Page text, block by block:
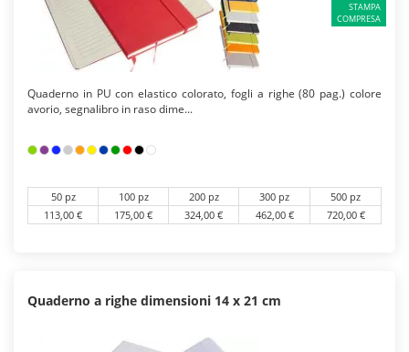
STAMPA
COMPRESA
Quaderno in PU con elastico colorato, fogli a righe (80 pag.) colore
avorio, segnalibro in raso dime...
50 pz 100 pz 200 pz 300 pz
500 pz
113,00 €
175,00 € 324,00 € 462,00 € 720,00 €
Quaderno a righe dimensioni 14 x 21 cm